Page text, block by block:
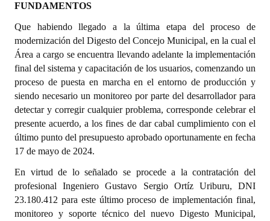
Informes de Unidad Coordinadora
Ejecución Presupuestaria
Actas de Audiencias Públicas
NORMATIVA
Comunicaciones
Declaraciones
Resoluciones de Presidencia
INSTITUCIONAL
FUNDAMENTOS
Que habiendo llegado a la última etapa del proceso de
modernización del Digesto del Concejo Municipal, en la cual el
Área a cargo se encuentra llevando adelante la implementación
final del sistema y capacitación de los usuarios, comenzando un
proceso de puesta en marcha en el entorno de producción y
siendo necesario un monitoreo por parte del desarrollador para
detectar y corregir cualquier problema, corresponde celebrar el
presente acuerdo, a los fines de dar cabal cumplimiento con el
último punto del presupuesto aprobado oportunamente en fecha
17 de mayo de 2024.
En virtud de lo señalado se procede a la contratación del
profesional Ingeniero Gustavo Sergio Ortíz Uriburu, DNI
23.180.412 para este último proceso de implementación final,
monitoreo y soporte técnico del nuevo Digesto Municipal,